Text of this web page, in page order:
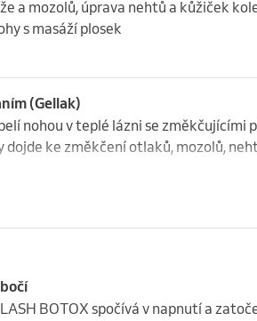
a mozolů, úprava nehtů a kůžiček
s masáží plosek
(Gellak)
nohou v teplé lázni se změkčujícími
ke změkčení otlaků, mozolů,
BOTOX spočívá v napnutí a